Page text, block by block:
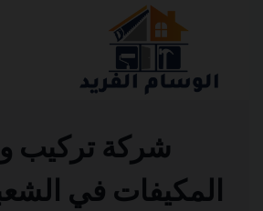
شركة تركيب
المكيفات في